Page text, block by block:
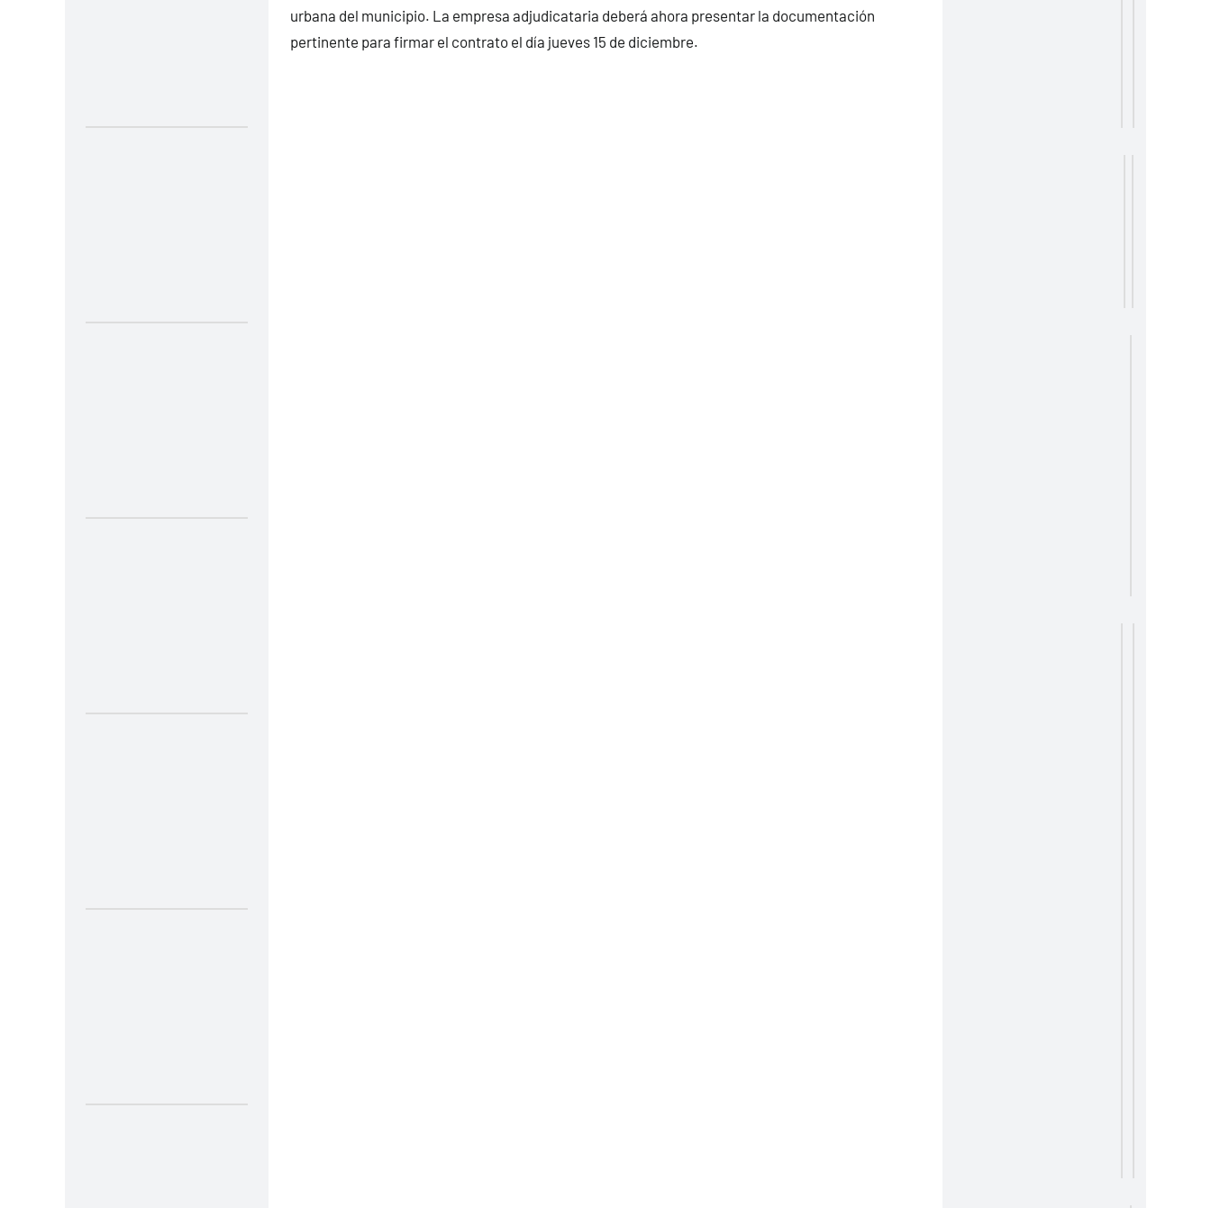
urbana del municipio. La empresa adjudicataria deberá ahora presentar la documentación
pertinente para firmar el contrato el día jueves 15 de diciembre.